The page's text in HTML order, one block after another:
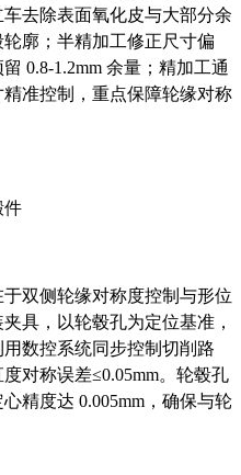
去除表面氧化皮与大部分余
廓；半精加工修正尺寸偏
0.8-1.2mm 余量；精加工通
准控制，重点保障轮缘对称
于双侧轮缘对称度控制 与形位
具，以轮毂孔为定位基准，
数控系统同步控制切削路
对称误差≤0.05mm。轮毂孔
精度达 0.005mm，确保与轮